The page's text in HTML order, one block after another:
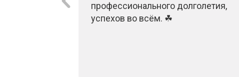
профессионального долголетия,
успехов во всём. ☘